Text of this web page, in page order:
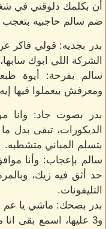
أن بكلمك دلوقتي في
ضم سالم حاجبيه
بدر بجديه: قولي فاكر
الشركة اللي ابوك
سالم بفرحة: أيوة
ومعرفش بيعملوا فيها
بدر بصوت جاد: وانا
الديكورات، تبقى بدل
بتسلم المباني متشطبه.
سالم بإعجاب: وأنا
حد أثق فيه زيك،
التليفونات.
بدر بضحك: ماشي يا عم
و3 عليها، اسمع بقى